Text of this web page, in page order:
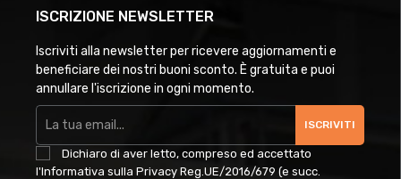
ISCRIZIONE NEWSLETTER
Iscriviti alla newsletter per ricevere aggiornamenti e
beneficiare dei nostri buoni sconto. È gratuita e puoi
annullare l'iscrizione in ogni momento.
ISCRIVITI
Dichiaro di aver letto, compreso ed accettato
l'Informativa sulla Privacy Reg.UE/2016/679 (e succ.